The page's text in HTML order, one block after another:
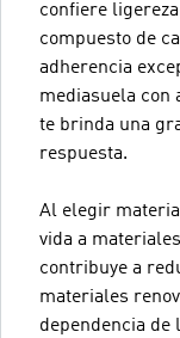
confiere
compuesto de
adherencia
mediasuela
te brinda una
respuesta.
Al elegir
vida a
contribuye a
materiales
dependencia